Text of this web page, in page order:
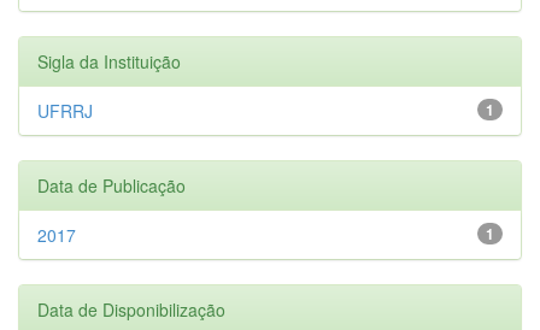
Sigla da Instituição
1
UFRRJ
Data de Publicação
1
2017
Data de Disponibilização